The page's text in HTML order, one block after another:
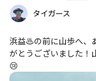
タイガース
浜益♨️の前に山歩へ、
がとうございました！
😢